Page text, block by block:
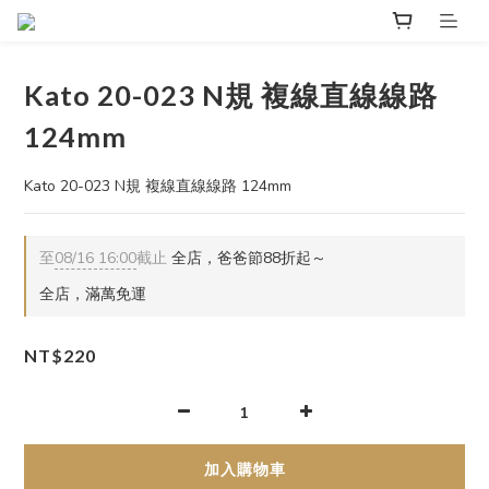
Kato 20-023 N規 複線直線線路
124mm
Kato 20-023 N規 複線直線線路 124mm
至08/16 16:00截止 全店，爸爸節88折起～
全店，滿萬免運
NT$220
加入購物車